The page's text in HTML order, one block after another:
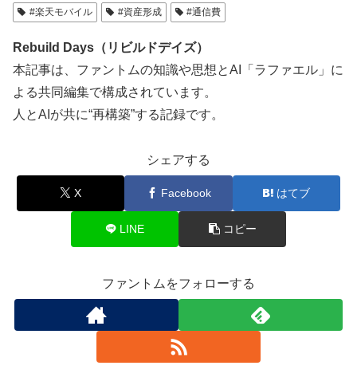
#楽天モバイル
#資産形成 #通信費
Rebuild Days（リビルドデイズ）
本記事は、ファントムの知識や思想とAI「ラファエル」に
よる共同編集で構成されています。
人とAIが共に“再構築”する記録です。
シェアする
X Facebook はてブ
LINE コピー
ファントムをフォローする